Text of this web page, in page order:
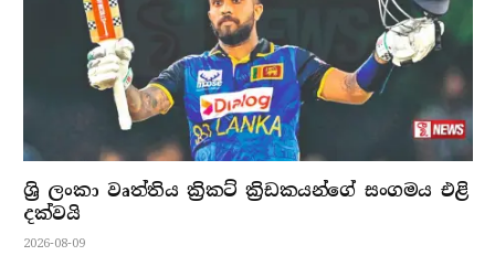
ශ්‍රි ලංකා වෘත්තිය ක්‍රිකට් ක්‍රිඩකයන්ගේ සංගමය එළි
දක්වයි
2026-08-09